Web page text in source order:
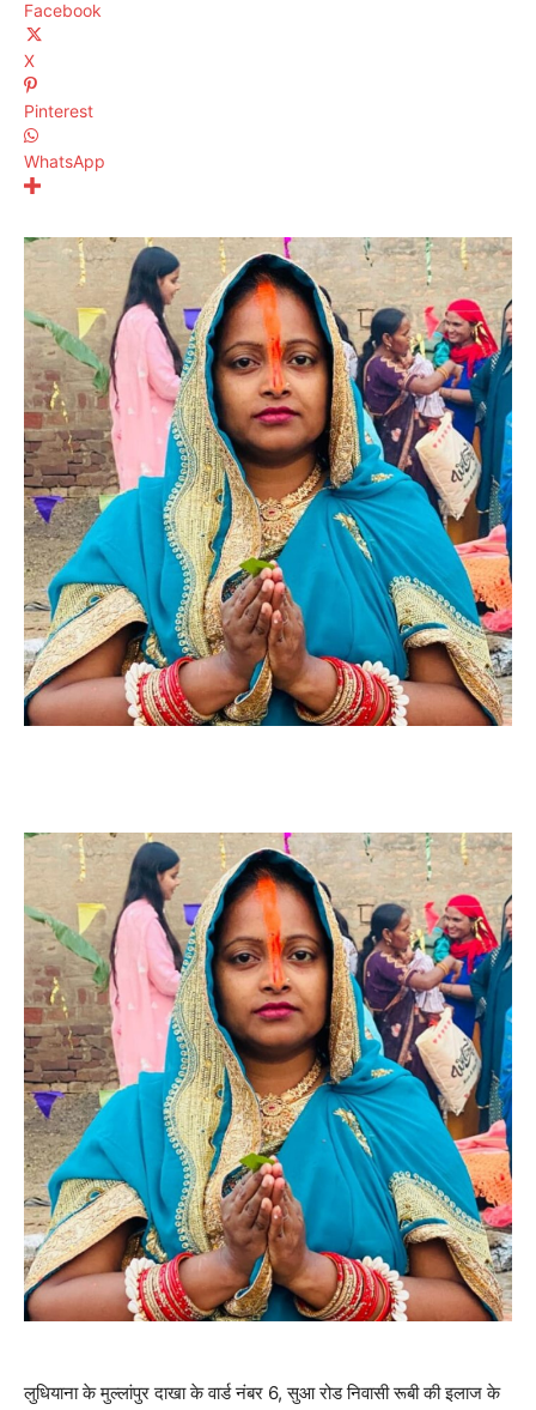
Facebook
X
Pinterest
WhatsApp
लुधियाना के मुल्लांपुर दाखा के वार्ड नंबर 6, सुआ रोड निवासी रूबी की इलाज के